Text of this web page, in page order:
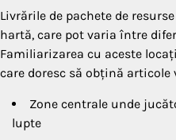
Livrările de pachete de
hartă, care pot varia între
Familiarizarea cu aceste
care doresc să obțină articole
Zone centrale unde
lupte